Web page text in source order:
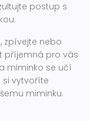
postup s
zpívejte nebo
příjemná pro vás
miminko se učí
vytvoříte
miminku.